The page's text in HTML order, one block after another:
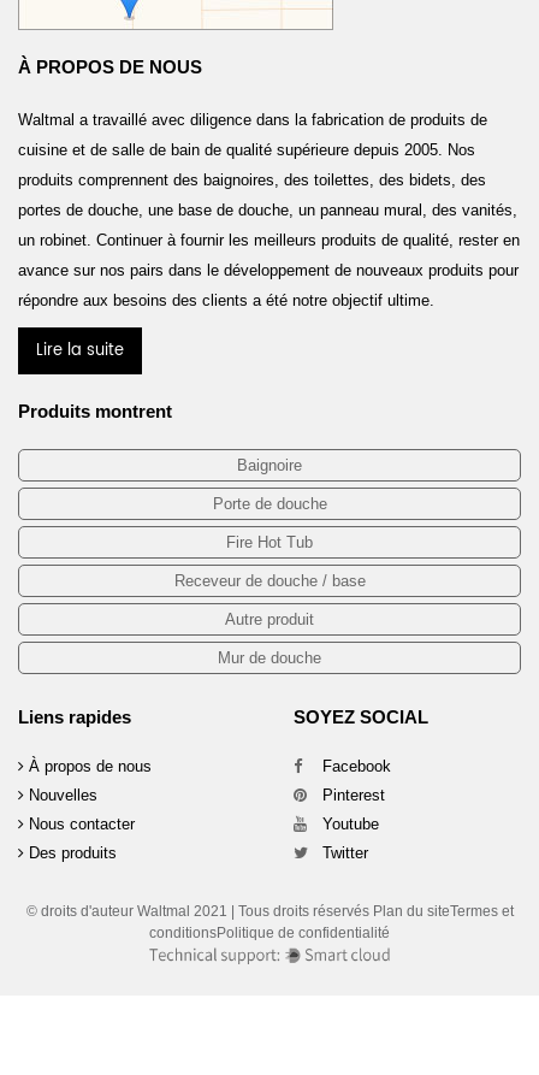
À PROPOS DE NOUS
Waltmal a travaillé avec diligence dans la fabrication de produits de
cuisine et de salle de bain de qualité supérieure depuis 2005. Nos
produits comprennent des baignoires, des toilettes, des bidets, des
portes de douche, une base de douche, un panneau mural, des vanités,
un robinet. Continuer à fournir les meilleurs produits de qualité, rester en
avance sur nos pairs dans le développement de nouveaux produits pour
répondre aux besoins des clients a été notre objectif ultime.
Lire la suite
Produits montrent
Baignoire
Porte de douche
Fire Hot Tub
Receveur de douche / base
Autre produit
Mur de douche
Liens rapides
À propos de nous
Nouvelles
Nous contacter
Des produits
SOYEZ SOCIAL
Facebook
Pinterest
Youtube
Twitter
© droits d'auteur Waltmal 2021 | Tous droits réservés Plan du siteTermes et
conditionsPolitique de confidentialité